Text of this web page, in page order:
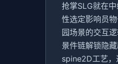
抢掌SLG就在
性选定影响员
园场景的交互
景件链解锁隐
spine2D工艺